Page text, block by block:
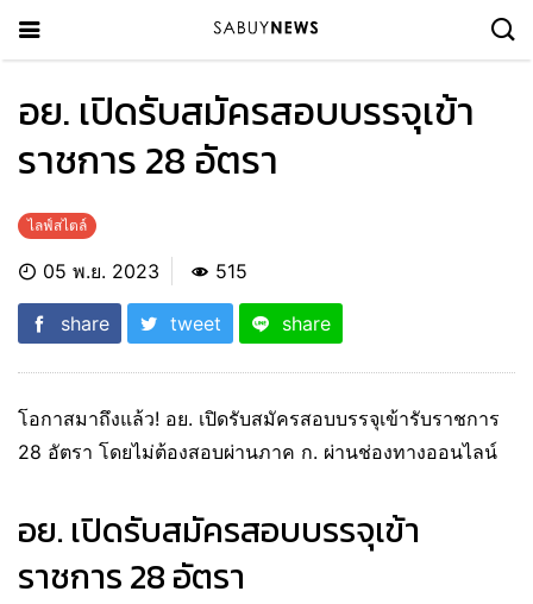
อย. เปิดรับสมัครสอบบรรจุเข้า
ราชการ 28 อัตรา
ไลฟ์สไตล์
05 พ.ย. 2023 515
share tweet share
โอกาสมาถึงแล้ว! อย. เปิดรับสมัครสอบบรรจุเข้ารับราชการ
28 อัตรา โดยไม่ต้องสอบผ่านภาค ก. ผ่านช่องทางออนไลน์
อย. เปิดรับสมัครสอบบรรจุเข้า
ราชการ 28 อัตรา